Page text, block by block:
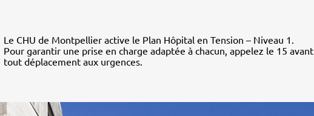
Le CHU de Montpellier active le Plan Hôpital en Tension – Niveau 1.
Pour garantir une prise en charge adaptée à chacun, appelez le 15 avant
tout déplacement aux urgences.